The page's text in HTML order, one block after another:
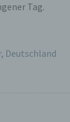
Tag.
Deutschland